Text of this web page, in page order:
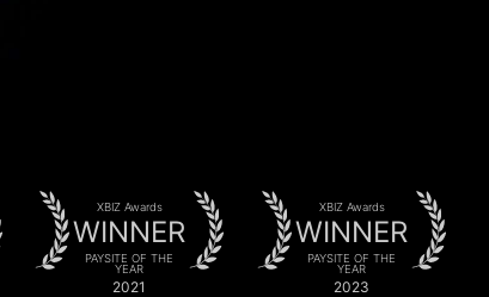
XBIZ Awards
WINNER
PAYSITE OF THE
YEAR
2021
XBIZ Awards
WINNER
PAYSITE OF THE
YEAR
2023